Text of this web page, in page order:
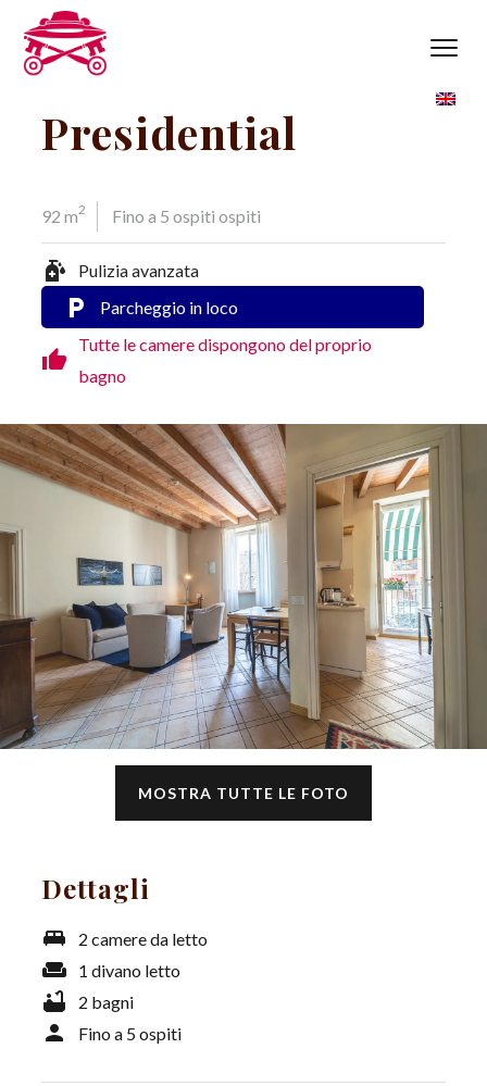
contenuto
Presidential
92 m2 Fino a 5 ospiti ospiti
sanitizer Pulizia avanzata
local_parking Parcheggio in loco
thumb_up
Tutte le camere dispongono del proprio
bagno
MOSTRA TUTTE LE FOTO
Dettagli
king_bed 2 camere da letto
weekend 1 divano letto
bathtub 2 bagni
person Fino a 5 ospiti